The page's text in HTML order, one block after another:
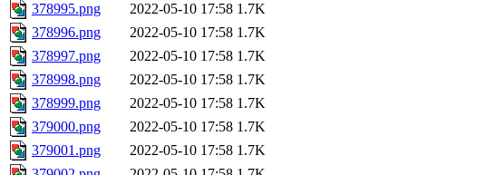
378995.png
2022-05-10 17:58 1.7K
378996.png
2022-05-10 17:58 1.7K
378997.png
2022-05-10 17:58 1.7K
378998.png
2022-05-10 17:58 1.7K
378999.png
2022-05-10 17:58 1.7K
379000.png
2022-05-10 17:58 1.7K
379001.png
2022-05-10 17:58 1.7K